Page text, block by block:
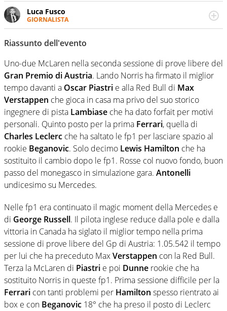
Luca Fusco
GIORNALISTA
Giornalista multimediale. Quando si accendono i motori,
lui sgasa, impenna, derapa. E spesso e volentieri finisce
sul podio
Riassunto dell'evento
Uno-due McLaren nella seconda sessione di prove libere del
Gran Premio di Austria. Lando Norris ha firmato il miglior
tempo davanti a Oscar Piastri e alla Red Bull di Max
Verstappen che gioca in casa ma privo del suo storico
ingegnere di pista Lambiase che ha dato forfait per motivi
personali. Quinto posto per la prima Ferrari, quella di
Charles Leclerc che ha saltato le fp1 per lasciare spazio al
rookie Beganovic. Solo decimo Lewis Hamilton che ha
sostituito il cambio dopo le fp1. Rosse col nuovo fondo, buon
passo del monegasco in simulazione gara. Antonelli
undicesimo su Mercedes.
Nelle fp1 era continuato il magic moment della Mercedes e
di George Russell. Il pilota inglese reduce dalla pole e dalla
vittoria in Canada ha siglato il miglior tempo nella prima
sessione di prove libere del Gp di Austria: 1.05.542 il tempo
per lui che ha preceduto MaxVerstappen con la Red Bull.
Terza la McLaren di Piastri e poi Dunne rookie che ha
sostituito Norris in queste fp1. Prima sessione difficile per la
Ferrari con tanti problemi per Hamilton spesso rientrato ai
box e con Beganovic 18° che ha preso il posto di Leclerc